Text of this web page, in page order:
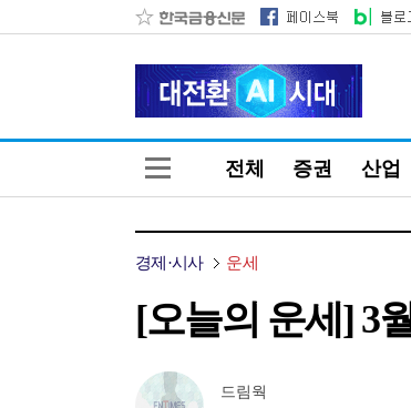
전체 증권 산업
경제·시사 운세
[오늘의 운세] 3
드림웍